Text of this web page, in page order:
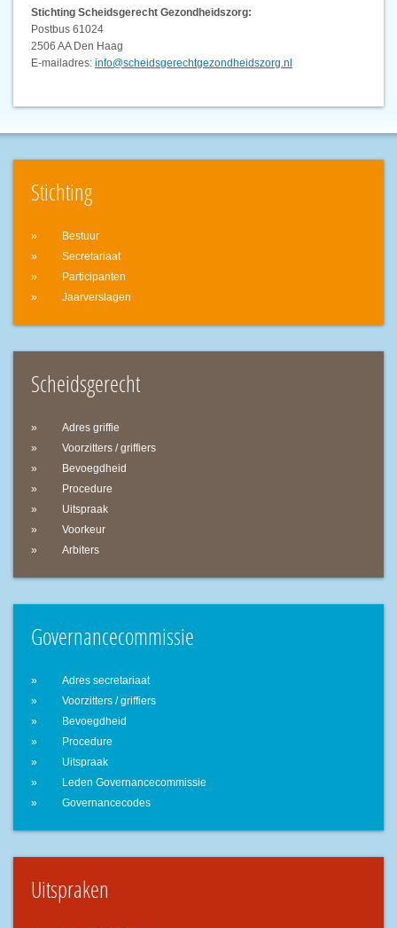
Stichting Scheidsgerecht Gezondheidszorg:
Postbus 61024
2506 AA Den Haag
E-mailadres: info@scheidsgerechtgezondheidszorg.nl
Stichting
Bestuur
Secretariaat
Participanten
Jaarverslagen
Scheidsgerecht
Adres griffie
Voorzitters / griffiers
Bevoegdheid
Procedure
Uitspraak
Voorkeur
Arbiters
Governancecommissie
Adres secretariaat
Voorzitters / griffiers
Bevoegdheid
Procedure
Uitspraak
Leden Governancecommissie
Governancecodes
Uitspraken